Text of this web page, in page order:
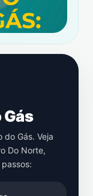
do Gás. Veja
Do Norte,